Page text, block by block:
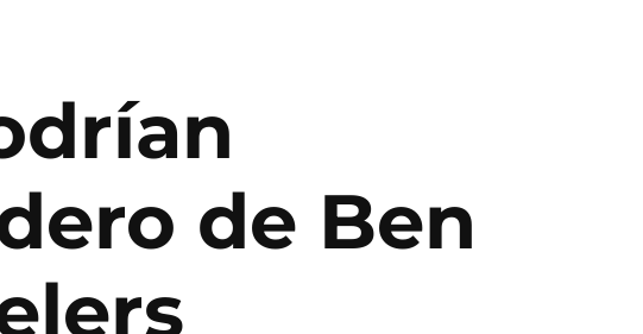
de Ben